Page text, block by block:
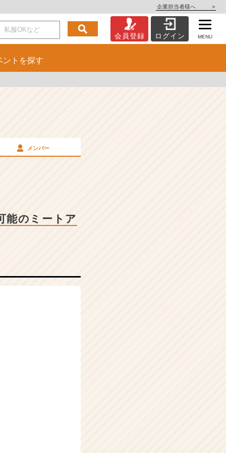
企業担当者様へ >
会員登録 ログイン MENU
ント を探す
メンバー
能のミートア